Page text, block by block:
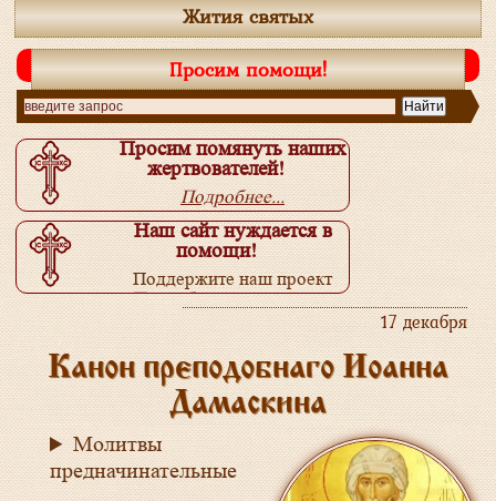
Жития святых
Просим помощи!
Просим помянуть наших
жертвователей!
Подробнее...
Наш сайт нуждается в
помощи!
Поддержите наш проект
Подробнее...
17 декабря
Канон преподобнаго Иоанна
Дамаскина
Молитвы
предначинательные